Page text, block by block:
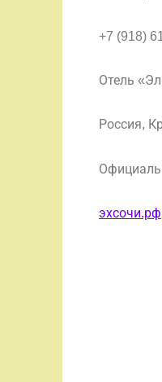
+7 (918)
Отель
Россия,
эхсочи.рф